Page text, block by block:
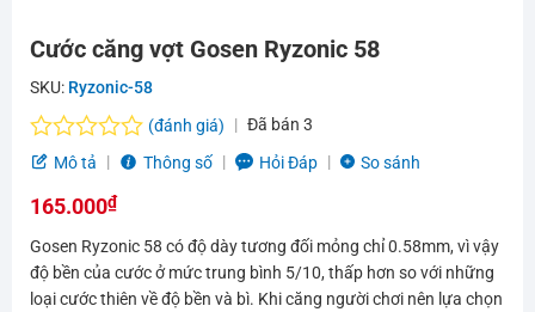
Cước căng vợt Gosen Ryzonic 58
SKU: Ryzonic-58
Được
hạng
5
sao
(đánh giá) Đã bán 3
Mô tả
Thông số Hỏi Đáp So sánh
165.000₫
Gosen Ryzonic 58 có độ dày tương đối mỏng chỉ 0.58mm, vì vậy
độ bền của cước ở mức trung bình 5/10, thấp hơn so với những
loại cước thiên về độ bền và bì. Khi căng người chơi nên lựa chọn